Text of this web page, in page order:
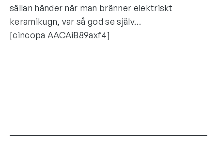
sällan händer när man bränner elektriskt
keramikugn, var så god se själv…
[cincopa AACAiB89axf4]